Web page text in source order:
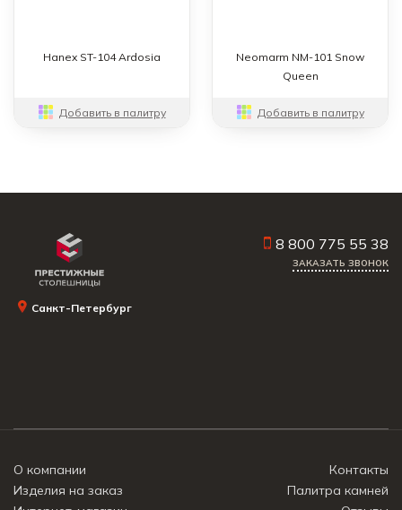
Hanex ST-104 Ardosia
Добавить в палитру
Neomarm NM-101 Snow
Queen
Добавить в палитру
Санкт-Петербург
8 800 775 55 38
ЗАКАЗАТЬ ЗВОНОК
О компании
Контакты
Изделия на заказ
Палитра камней